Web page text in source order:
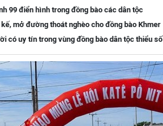
99 điển hình trong đồng bào các dân tộc
mở đường thoát nghèo cho đồng bào Khmer
có uy tín trong vùng đồng bào dân tộc thiểu số